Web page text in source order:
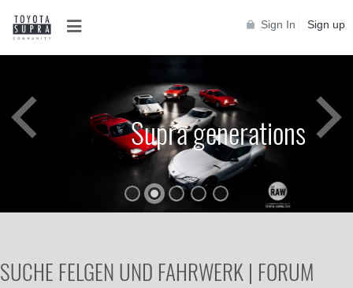
Sign In Sign up
Supra generations
SUCHE FELGEN UND FAHRWERK | FORUM